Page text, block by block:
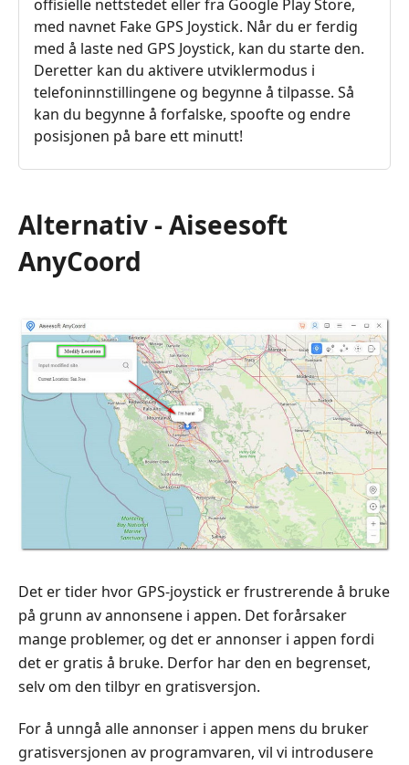
offisielle nettstedet eller fra Google Play Store,
med navnet Fake GPS Joystick. Når du er ferdig
med å laste ned GPS Joystick, kan du starte den.
Deretter kan du aktivere utviklermodus i
telefoninnstillingene og begynne å tilpasse. Så
kan du begynne å forfalske, spoofte og endre
posisjonen på bare ett minutt!
Alternativ - Aiseesoft
AnyCoord
Det er tider hvor GPS-joystick er frustrerende å bruke
på grunn av annonsene i appen. Det forårsaker
mange problemer, og det er annonser i appen fordi
det er gratis å bruke. Derfor har den en begrenset,
selv om den tilbyr en gratisversjon.
For å unngå alle annonser i appen mens du bruker
gratisversjonen av programvaren, vil vi introdusere